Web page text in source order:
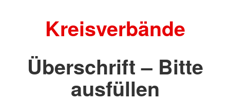
Kreisverbände
Überschrift – Bitte
ausfüllen